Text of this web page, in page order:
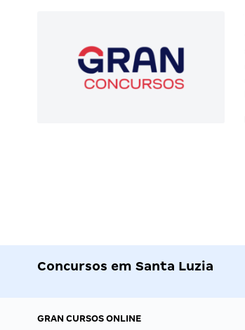
Concursos em Santa Luzia
GRAN CURSOS ONLINE